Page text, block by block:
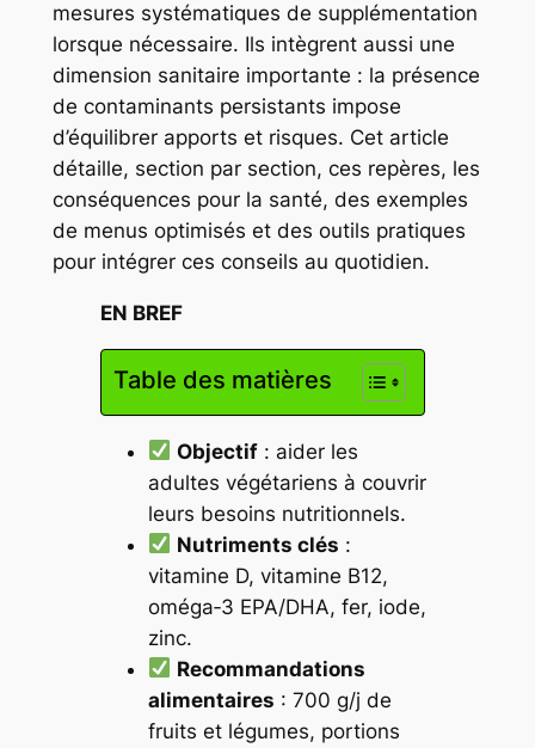
mesures systématiques de supplémentation
lorsque nécessaire. Ils intègrent aussi une
dimension sanitaire importante : la présence
de contaminants persistants impose
d’équilibrer apports et risques. Cet article
détaille, section par section, ces repères, les
conséquences pour la santé, des exemples
de menus optimisés et des outils pratiques
pour intégrer ces conseils au quotidien.
EN BREF
Table des matières
Objectif: aider les
adultes végétariens à couvrir
leurs besoins nutritionnels.
Nutriments clés :
vitamine D, vitamine B12,
oméga‑3 EPA/DHA, fer, iode,
zinc.
Recommandations
alimentaires : 700 g/j de
fruits et légumes, portions